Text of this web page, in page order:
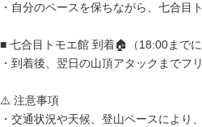
・自分のペースを保ちながら、七合目
■ 七合目トモエ館 到着🏠（18:00までに
・到着後、翌日の山頂アタックまでフ
⚠️ 注意事項
・交通状況や天候、登山ペースにより